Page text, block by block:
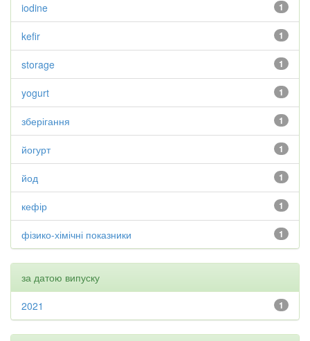
1
iodine
1
kefir
1
storage
1
yogurt
1
зберігання
1
йогурт
1
йод
1
кефір
1
фізико-хімічні показники
за датою випуску
1
2021